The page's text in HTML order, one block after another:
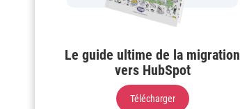
Le guide ultime de la migration
vers HubSpot
Télécharger